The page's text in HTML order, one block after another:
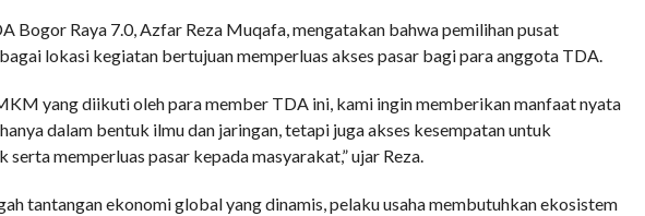
Bogor Raya 7.0, Azfar Reza Muqafa, mengatakan bahwa pemilihan pusat
lokasi kegiatan bertujuan memperluas akses pasar bagi para anggota TDA.
yang diikuti oleh para member TDA ini, kami ingin memberikan manfaat nyata
dalam bentuk ilmu dan jaringan, tetapi juga akses kesempatan untuk
memperluas pasar kepada masyarakat,” ujar Reza.
tantangan ekonomi global yang dinamis, pelaku usaha membutuhkan ekosistem